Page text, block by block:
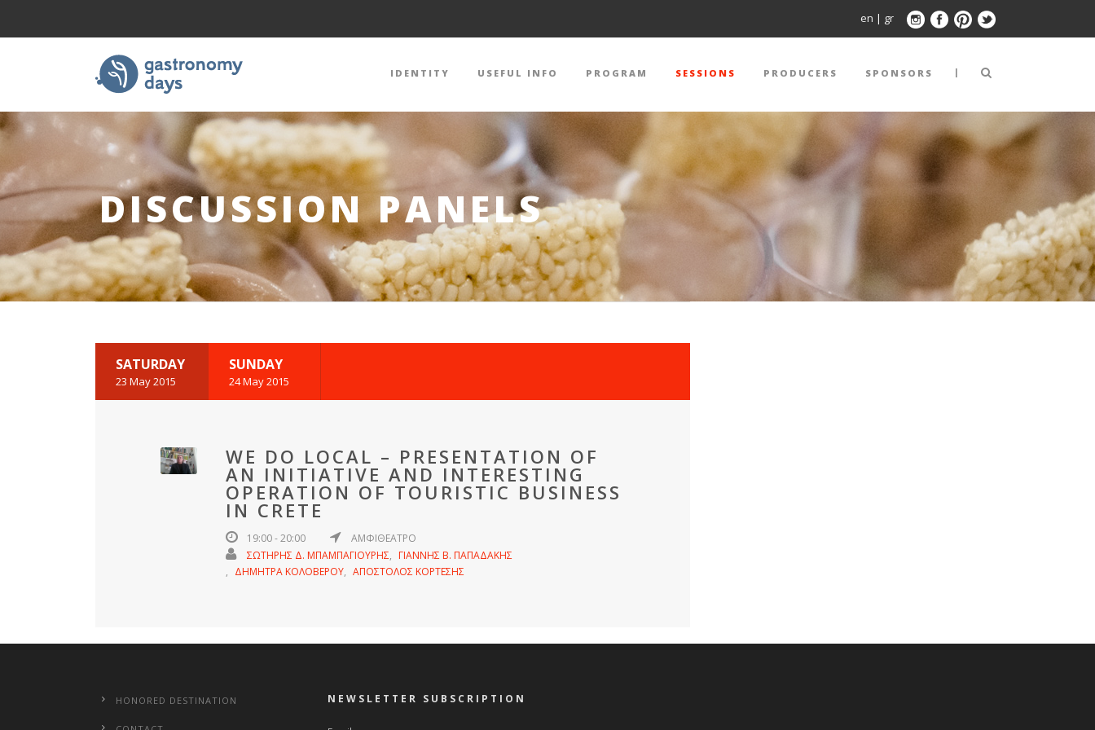
en | gr
IDENTITY USEFUL INFO PROGRAM SESSIONS PRODUCERS SPONSORS |
DISCUSSION PANELS
SATURDAY
23 May 2015
SUNDAY
24 May 2015
WE DO LOCAL – PRESENTATION OF
AN INITIATIVE AND INTERESTING
OPERATION OF TOURISTIC BUSINESS
IN CRETE
19:00 - 20:00
ΑΜΦΙΘΕΑΤΡΟ
ΣΩΤΗΡΗΣ Δ. ΜΠΑΜΠΑΓΙΟΥΡΗΣ
ΓΙΑΝΝΗΣ Β. ΠΑΠΑΔΑΚΗΣ
ΔΗΜΗΤΡΑ ΚΟΛΟΒΕΡΟΥ
ΑΠΟΣΤΟΛΟΣ ΚΟΡΤΕΣΗΣ
HONORED DESTINATION NEWSLETTER SUBSCRIPTION